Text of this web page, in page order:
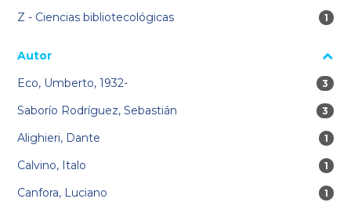
Z - Ciencias bibliotecológicas 1
1
Autor
Eco, Umberto, 1932-
3
3
Saborío Rodríguez, Sebastián 3
3
Alighieri, Dante 1
1
Calvino, Italo 1
1
Canfora, Luciano 1
1